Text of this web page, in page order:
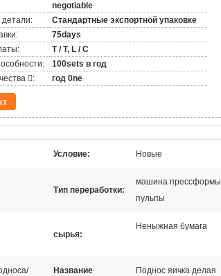
negotiable
детали:
Стандартные экспортной упаковке
75days
T / T, L / C
100sets в год
:
год 0ne
Условие: Новые
Тип переработки:
машина прессформы
пульпы
сырья:
Неныжная бумага
Название
Поднос яичка делая